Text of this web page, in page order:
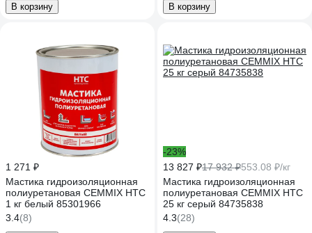
В корзину В корзину
1 271 ₽
Мастика гидроизоляционная
полиуретановая CEMMIX HTC
1 кг белый 85301966
3.4(8)
-23%
13 827 ₽17 932 ₽553.08 ₽/кг
Мастика гидроизоляционная
полиуретановая CEMMIX HTC
25 кг серый 84735838
4.3(28)